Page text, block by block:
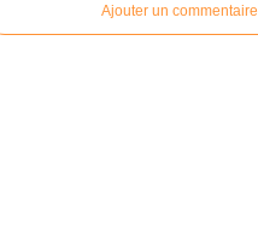
Ajouter un commentaire